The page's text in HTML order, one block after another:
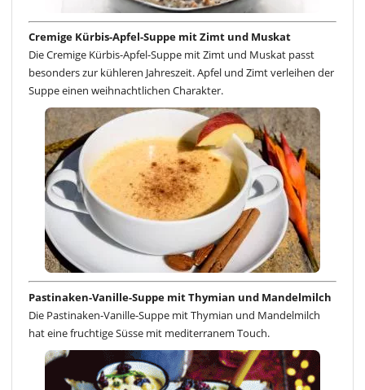
Cremige Kürbis-Apfel-Suppe mit Zimt und Muskat
Die Cremige Kürbis-Apfel-Suppe mit Zimt und Muskat passt
besonders zur kühleren Jahreszeit. Apfel und Zimt verleihen der
Suppe einen weihnachtlichen Charakter.
Pastinaken-Vanille-Suppe mit Thymian und Mandelmilch
Die Pastinaken-Vanille-Suppe mit Thymian und Mandelmilch
hat eine fruchtige Süsse mit mediterranem Touch.